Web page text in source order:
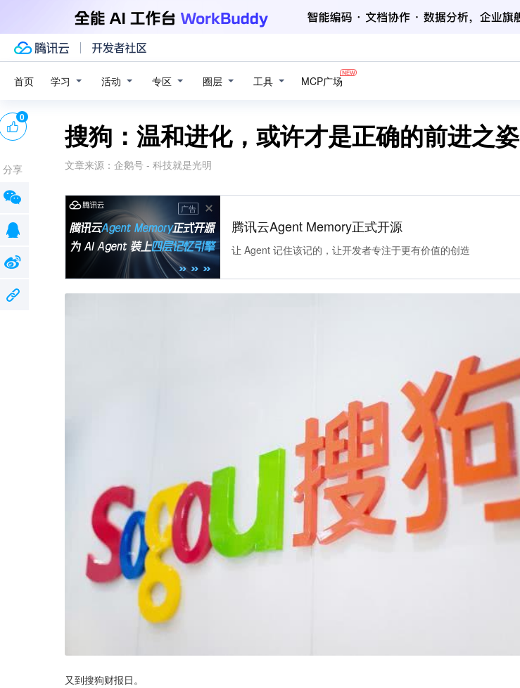
首页 学习 活动 专区 圈层 工具 MCP广场
搜狗：温和进化，或许才是正确的前进之姿
文章来源： 企鹅号 - 科技就是光明
广告
腾讯云Agent Memory正式开源
让 Agent 记住该记的，让开发者专注于更有价值的创造
又到搜狗财报日。
0
分享